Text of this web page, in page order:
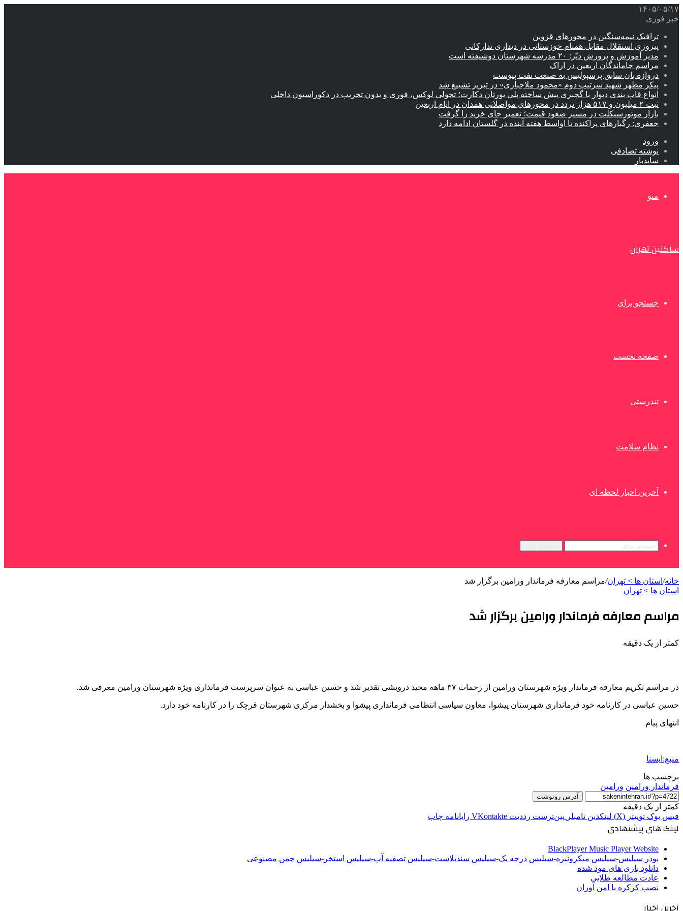
۱۴۰۵/۰۵/۱۷
خبر فوری
ترافیک نیمه‌سنگین در محورهای قزوین
پیروزی استقلال مقابل همنام خوزستانی در دیداری تدارکاتی
مدیر آموزش و پرورش دیّر: ۲۰ مدرسه شهرستان دوشیفته است
مراسم جاماندگان اربعین در اراک
دروازه بان سابق پرسپولیس به صنعت نفت پیوست
پیکر مطهر شهید سرتیپ دوم «محمود ملاجباری» در تبریز تشییع شد
انواع قاب بندی دیوار با گچبری پیش ساخته پلی یورتان دکارت؛ تحولی لوکس، فوری و بدون تخریب در دکوراسیون داخلی
ثبت ۲ میلیون و ۵۱۷ هزار تردد در محورهای مواصلاتی همدان در ایام اربعین
بازار موتورسیکلت در مسیر صعود قیمت؛ تعمیر جای خرید را گرفت
جعفری: رگبارهای پراکنده تا اواسط هفته آینده در گلستان ادامه دارد
ورود
نوشته تصادفی
سایدبار
منو
ساکنین تهران
جستجو برای
صفحه نخست
تندرستی
نظام سلامت
آخرین اخبار لحظه ای
خانه/ استان ها > تهران/مراسم معارفه فرماندار ورامین برگزار شد
استان ها > تهران
مراسم معارفه فرماندار ورامین برگزار شد
کمتر از یک دقیقه
در مراسم تکریم معارفه فرماندار ویژه شهرستان ورامین از زحمات ۳۷ ماهه محید درویشی تقدیر شد و حسین عباسی به عنوان سرپرست فرمانداری ویژه شهرستان ورامین معرفی شد.
حسین عباسی در کارنامه خود فرمانداری شهرستان پیشوا، معاون سیاسی انتظامی فرمانداری پیشوا و بخشدار مرکزی شهرستان قرچک را در کارنامه خود دارد.
انتهای پیام
منبع:ایسنا
برچسب ها
فرماندار ورامین ورامین
آدرس رونوشت
کمتر از یک دقیقه
فیس بوک توییتر (X) لینکدین ‫تامبلر ‫پین‌ترست ‫رددیت ‫VKontakte رایانامه چاپ
لینک های پیشنهادی
BlackPlayer Music Player Website
پودر سیلیس-سیلیس میکرونیزه-سیلیس درجه یک-سیلیس سندبلاست-سیلیس تصفیه آب-سیلیس استخر-سیلیس چمن مصنوعی
دانلود بازی های مود شده
عادت مطالعه طلایی
نصب کرکره با امن آوران
آخرین اخبار